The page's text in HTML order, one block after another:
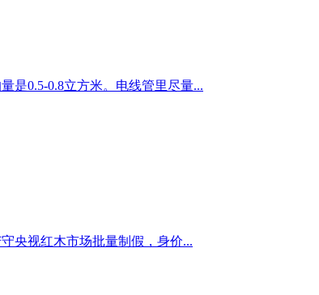
是0.5-0.8立方米。电线管里尽量...
央视红木市场批量制假，身价...